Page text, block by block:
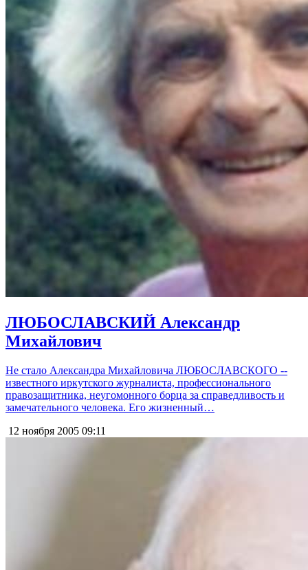
ЛЮБОСЛАВСКИЙ Александр
Михайлович
Не стало Александра Михайловича ЛЮБОСЛАВСКОГО --
известного иркутского журналиста, профессионального
правозащитника, неугомонного борца за справедливость и
замечательного человека. Его жизненный…
12 ноября 2005 09:11